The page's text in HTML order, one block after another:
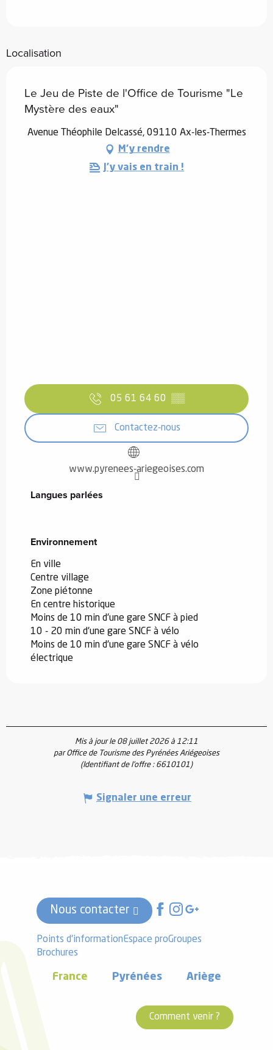
Localisation
Le Jeu de Piste de l'Office de Tourisme "Le
Mystère des eaux"
Avenue Théophile Delcassé, 09110 Ax-les-Thermes
M'y rendre
J'y vais en train !
05 61 64 60 ▒▒
Contactez-nous
www.pyrenees-ariegeoises.com
Langues parlées
Langues parlées
Environnement
Environnement
En ville
Centre village
Zone piétonne
En centre historique
Moins de 10 min d'une gare SNCF à pied
10 - 20 min d'une gare SNCF à vélo
Moins de 10 min d'une gare SNCF à vélo
électrique
Mis à jour le 08 juillet 2026 à 12:11
par Office de Tourisme des Pyrénées Ariégeoises
(Identifiant de l'offre : 6610101 )
Signaler une erreur
Nous contacter
Points d'informationEspace proGroupes
Brochures
France Pyrénées Ariège
Comment venir ?